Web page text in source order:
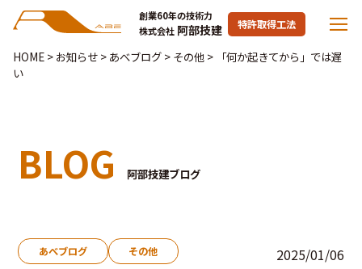
創業60年の技術力
株式会社 阿部技建 特許取得工法
HOME> お知らせ> あべブログ> その他> 「何か起きてから」では遅
い
BLOG 阿部技建ブログ
あべブログ その他 2025/01/06